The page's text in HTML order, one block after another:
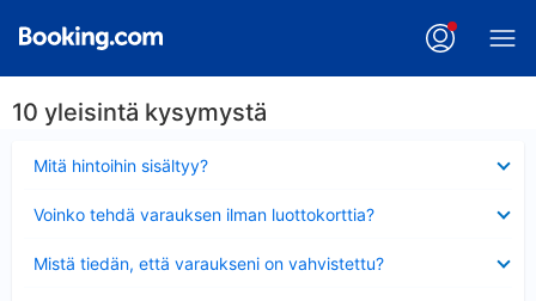
10 yleisintä kysymystä
Mitä hintoihin sisältyy?
Voinko tehdä varauksen ilman luottokorttia?
Mistä tiedän, että varaukseni on vahvistettu?